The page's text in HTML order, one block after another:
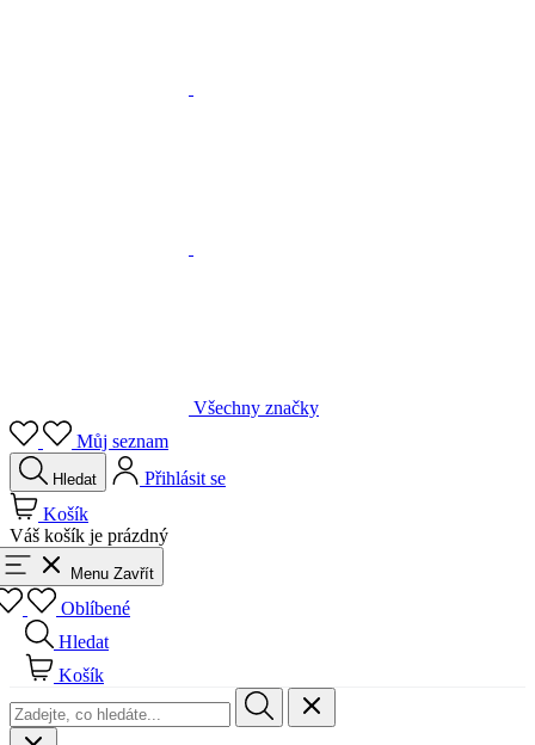
Všechny značky
Můj seznam
Hledat
Přihlásit se
Košík
Váš košík je prázdný
Menu Zavřít
Oblíbené
Hledat
Košík